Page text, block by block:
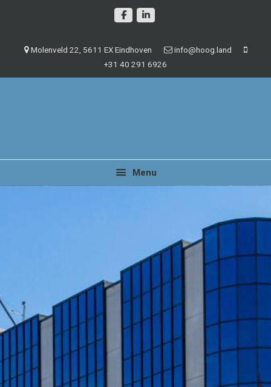
hoofdnavigatie
Molenveld 22, 5611 EX Eindhoven
info@hoog.land
+31 40 291 6926
Menu